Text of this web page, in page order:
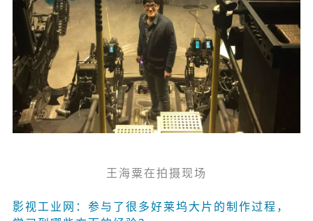
王海粟在拍摄现场
影视工业网：参与了很多好莱坞大片的制作过程，